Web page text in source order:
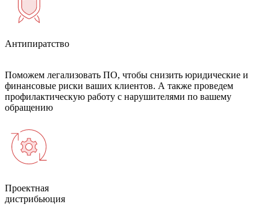
Антипиратство
Поможем легализовать ПО, чтобы снизить юридические и
финансовые риски ваших клиентов. А также проведем
профилактическую работу с нарушителями по вашему
обращению
Проектная
дистрибьюция